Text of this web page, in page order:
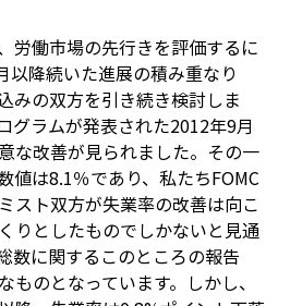
労働市場の先行きを評価するに
以降続いた進展の積み重なり
みの双方を引き続き検討しま
グラムが発表された2012年9月
な改善が見られました。その一
値は8.1％であり、私たちFOMC
スト双方が失業率の改善は向こ
りとしたものでしかないと見通
数に関するこのところの報告
ものとなっています。しかし、